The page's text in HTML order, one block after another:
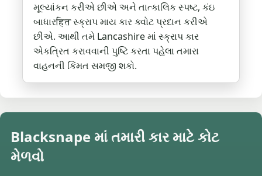
મૂલ્યાંકન કરીએ છીએ અને તાત્કાલિક સ્પષ્ટ, કંઇ
બાધારहित સ્ક્રાપ માય કાર ક્વોટ પ્રદાન કરીએ
છીએ. આથી તમે Lancashire માં સ્ક્રાપ કાર
એકત્રિત કરાવવાની પુષ્ટિ કરતા પહેલા તમારા
વાહનની કિંમત સમજી શકો.
Blacksnape માં તમારી કાર માટે કોટ
મેળવો